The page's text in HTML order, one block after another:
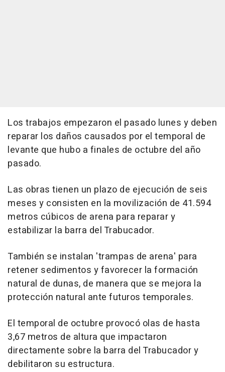
Los trabajos empezaron el pasado lunes y deben
reparar los daños causados por el temporal de
levante que hubo a finales de octubre del año
pasado.
Las obras tienen un plazo de ejecución de seis
meses y consisten en la movilización de 41.594
metros cúbicos de arena para reparar y
estabilizar la barra del Trabucador.
También se instalan 'trampas de arena' para
retener sedimentos y favorecer la formación
natural de dunas, de manera que se mejora la
protección natural ante futuros temporales.
El temporal de octubre provocó olas de hasta
3,67 metros de altura que impactaron
directamente sobre la barra del Trabucador y
debilitaron su estructura.